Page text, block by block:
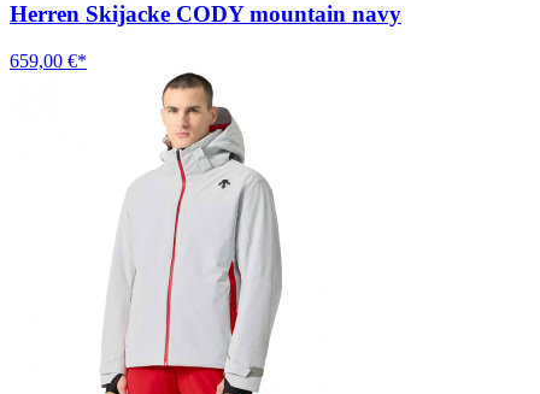
Herren Skijacke CODY mountain navy
659,00 €*